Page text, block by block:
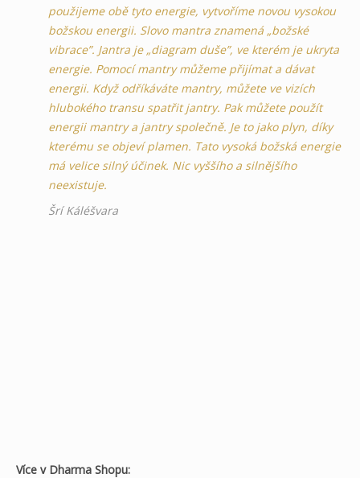
použijeme obě tyto energie, vytvoříme novou vysokou
božskou energii. Slovo mantra znamená „božské
vibrace”. Jantra je „diagram duše”, ve kterém je ukryta
energie. Pomocí mantry můžeme přijímat a dávat
energii. Když odříkáváte mantry, můžete ve vizích
hlubokého transu spatřit jantry. Pak můžete použít
energii mantry a jantry společně. Je to jako plyn, díky
kterému se objeví plamen. Tato vysoká božská energie
má velice silný účinek. Nic vyššího a silnějšího
neexistuje.
Šrí Káléšvara
Více v Dharma Shopu: